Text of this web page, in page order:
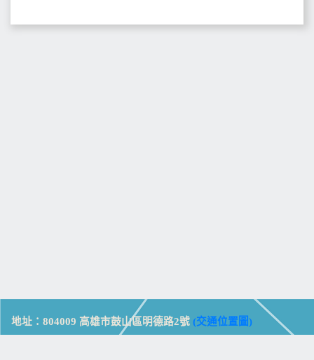
地址：804009 高雄市鼓山區明德路2號 (交通位置圖)